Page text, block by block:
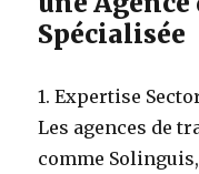
Spécialisée
1. Expertise
Les agences de
comme